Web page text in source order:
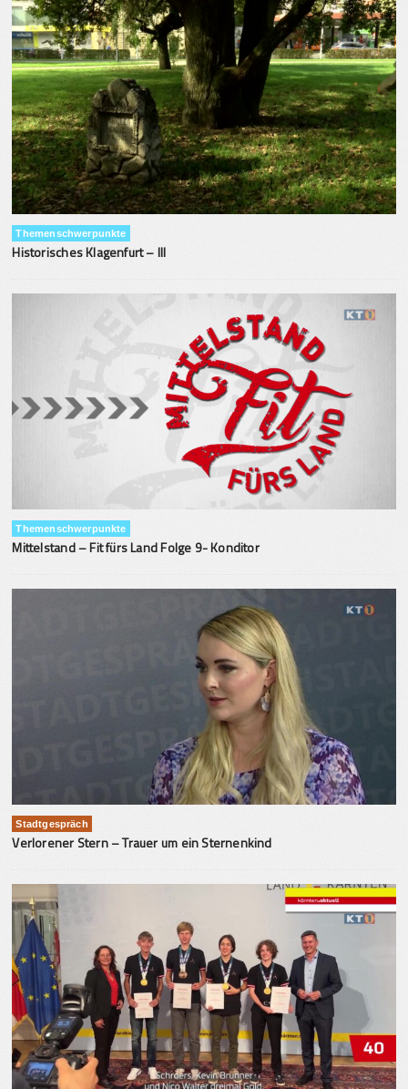
Themenschwerpunkte
Historisches Klagenfurt – III
Themenschwerpunkte
Mittelstand – Fit fürs Land Folge 9- Konditor
Stadtgespräch
Verlorener Stern – Trauer um ein Sternenkind